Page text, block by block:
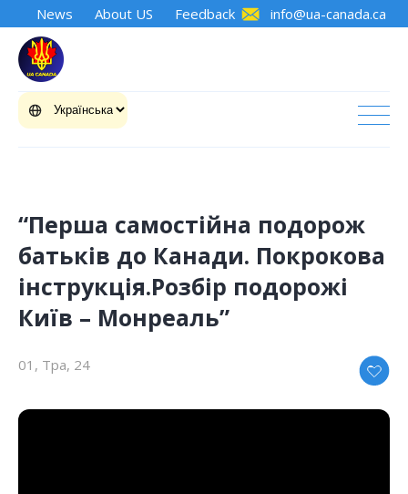
News About US Feedback info@ua-canada.ca
“Перша самостійна подорож
батьків до Канади. Покрокова
інструкція.Розбір подорожі
Київ – Монреаль”
01, Тра, 24